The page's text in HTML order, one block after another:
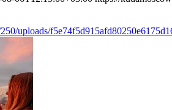
uploads/